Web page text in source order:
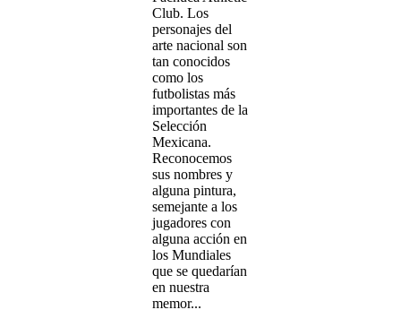
Club. Los
personajes del
arte nacional son
tan conocidos
como los
futbolistas más
importantes de la
Selección
Mexicana.
Reconocemos
sus nombres y
alguna pintura,
semejante a los
jugadores con
alguna acción en
los Mundiales
que se quedarían
en nuestra
memor...